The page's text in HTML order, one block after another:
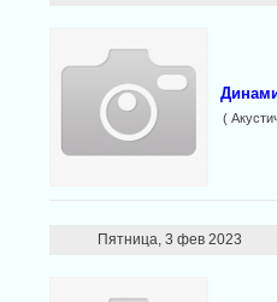
(
Пятница, 3 фев 2023